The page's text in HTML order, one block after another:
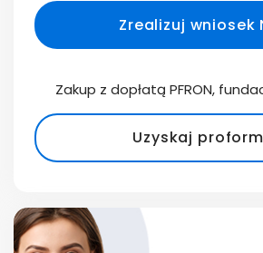
Zrealizuj wniosek
Zakup z dopłatą PFRON,
Uzyskaj